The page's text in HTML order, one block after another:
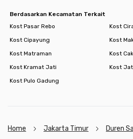
Berdasarkan Kecamatan Terkait
Kost Pasar Rebo
Kost
Kost Cipayung
Kost
Kost Matraman
Kost
Kost Kramat Jati
Kost
Kost Pulo Gadung
Home Jakarta Timur
Duren